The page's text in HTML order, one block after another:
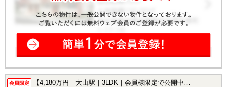
会員限定 【4,180万円｜大山駅｜3LDK｜会員様限定で公開中！】